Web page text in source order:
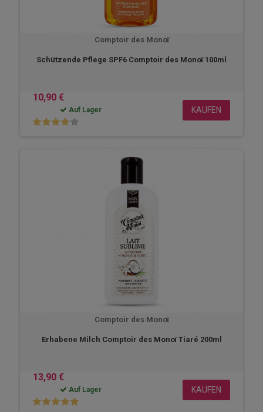
Comptoir des Monoï
Schützende Pflege SPF6 Comptoir des Monoï 100ml
10,90 €
Auf Lager KAUFEN
Comptoir des Monoï
Erhabene Milch Comptoir des Monoï Tiaré 200ml
13,90 €
Auf Lager KAUFEN